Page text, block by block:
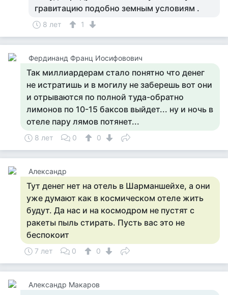
гравитацию подобно земным условиям .
8 лет 1
Фердинанд Франц Иосифовович
Так миллиардерам стало понятно что денег
не истратишь и в могилу не заберешь вот они
и отрываются по полной туда-обратно
лимонов по 10-15 баксов выйдет... ну и ночь в
отеле пару лямов потянет...
8 лет 0 0
Александр
Тут денег нет на отель в Шарманшейхе, а они
уже думают как в космическом отеле жить
будут. Да нас и на космодром не пустят с
ракеты пыль стирать. Пусть вас это не
беспокоит
7 лет 0 0
Александр Макаров